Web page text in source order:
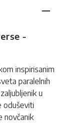
-
inspirisanim
paralelnih
u
oduševiti
novčanik